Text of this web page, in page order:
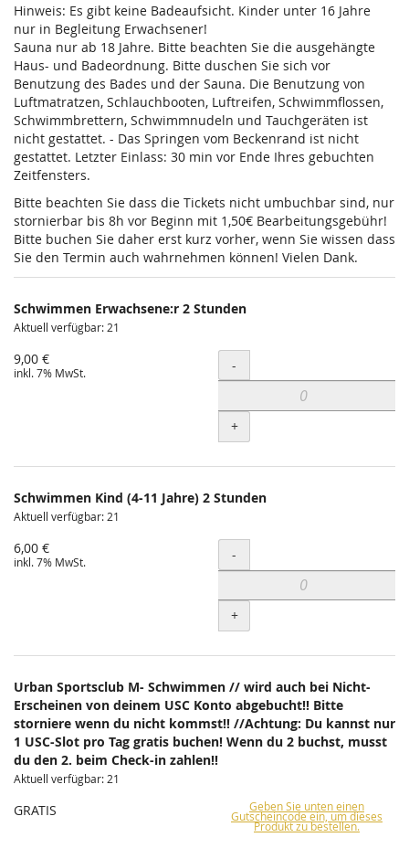
Hinweis: Es gibt keine Badeaufsicht. Kinder unter 16 Jahre
nur in Begleitung Erwachsener!
Sauna nur ab 18 Jahre. Bitte beachten Sie die ausgehängte
Haus- und Badeordnung. Bitte duschen Sie sich vor
Benutzung des Bades und der Sauna. Die Benutzung von
Luftmatratzen, Schlauchbooten, Luftreifen, Schwimmflossen,
Schwimmbrettern, Schwimmnudeln und Tauchgeräten ist
nicht gestattet. - Das Springen vom Beckenrand ist nicht
gestattet. Letzter Einlass: 30 min vor Ende Ihres gebuchten
Zeitfensters.
Bitte beachten Sie dass die Tickets nicht umbuchbar sind, nur
stornierbar bis 8h vor Beginn mit 1,50€ Bearbeitungsgebühr!
Bitte buchen Sie daher erst kurz vorher, wenn Sie wissen dass
Sie den Termin auch wahrnehmen können! Vielen Dank.
Schwimmen Erwachsene:r 2 Stunden
Aktuell verfügbar: 21
9,00 €
inkl. 7% MwSt. Menge
-
+
Schwimmen Kind (4-11 Jahre) 2 Stunden
Aktuell verfügbar: 21
6,00 €
inkl. 7% MwSt. Menge
-
+
Urban Sportsclub M- Schwimmen // wird auch bei Nicht-
Erscheinen von deinem USC Konto abgebucht!! Bitte
storniere wenn du nicht kommst!! //Achtung: Du kannst nur
1 USC-Slot pro Tag gratis buchen! Wenn du 2 buchst, musst
du den 2. beim Check-in zahlen!!
Aktuell verfügbar: 21
GRATIS Geben Sie unten einen
Gutscheincode ein, um dieses
Produkt zu bestellen.